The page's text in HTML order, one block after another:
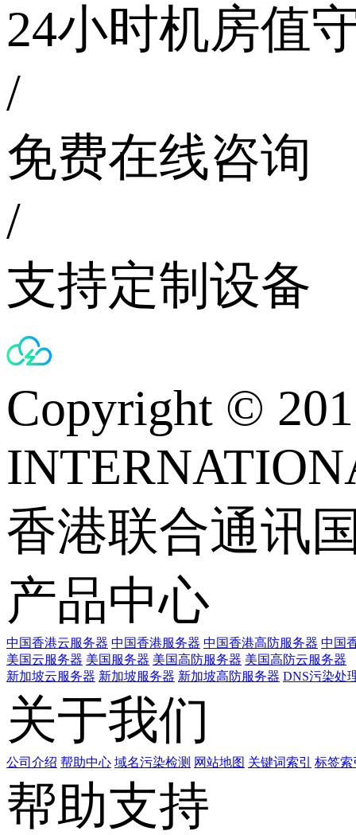
24小时机房值
/
免费在线咨询
/
支持定制设备
Copyright ©
香港联合通讯
产品中心
中国香港云服务器 中国香港服务器 中国香港高防服务器 中国
美国云服务器 美国服务器 美国高防服务器 美国高防云服务器
新加坡云服务器 新加坡服务器 新加坡高防服务器 DNS污染处
关于我们
公司介绍 帮助中心 域名污染检测 网站地图 关键词索引 标签索
帮助支持